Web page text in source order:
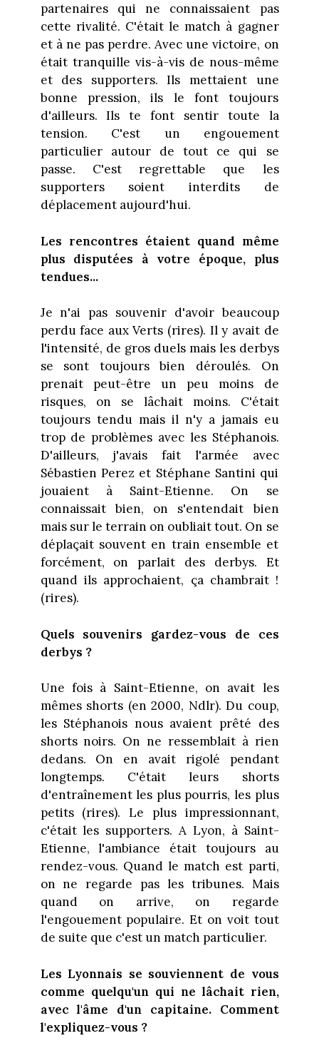
partenaires qui ne connaissaient pas
cette rivalité. C'était le match à gagner
et à ne pas perdre. Avec une victoire, on
était tranquille vis-à-vis de nous-même
et des supporters. Ils mettaient une
bonne pression, ils le font toujours
d'ailleurs. Ils te font sentir toute la
tension. C'est un engouement
particulier autour de tout ce qui se
passe. C'est regrettable que les
supporters soient interdits de
déplacement aujourd'hui.
Les rencontres étaient quand même
plus disputées à votre époque, plus
tendues...
Je n'ai pas souvenir d'avoir beaucoup
perdu face aux Verts (rires). Il y avait de
l'intensité, de gros duels mais les derbys
se sont toujours bien déroulés. On
prenait peut-être un peu moins de
risques, on se lâchait moins. C'était
toujours tendu mais il n'y a jamais eu
trop de problèmes avec les Stéphanois.
D'ailleurs, j'avais fait l'armée avec
Sébastien Perez et Stéphane Santini qui
jouaient à Saint-Etienne. On se
connaissait bien, on s'entendait bien
mais sur le terrain on oubliait tout. On se
déplaçait souvent en train ensemble et
forcément, on parlait des derbys. Et
quand ils approchaient, ça chambrait !
(rires).
Quels souvenirs gardez-vous de ces
derbys ?
Une fois à Saint-Etienne, on avait les
mêmes shorts (en 2000, Ndlr). Du coup,
les Stéphanois nous avaient prêté des
shorts noirs. On ne ressemblait à rien
dedans. On en avait rigolé pendant
longtemps. C'était leurs shorts
d'entraînement les plus pourris, les plus
petits (rires). Le plus impressionnant,
c'était les supporters. A Lyon, à Saint-
Etienne, l'ambiance était toujours au
rendez-vous. Quand le match est parti,
on ne regarde pas les tribunes. Mais
quand on arrive, on regarde
l'engouement populaire. Et on voit tout
de suite que c'est un match particulier.
Les Lyonnais se souviennent de vous
comme quelqu'un qui ne lâchait rien,
avec l'âme d'un capitaine. Comment
l'expliquez-vous ?